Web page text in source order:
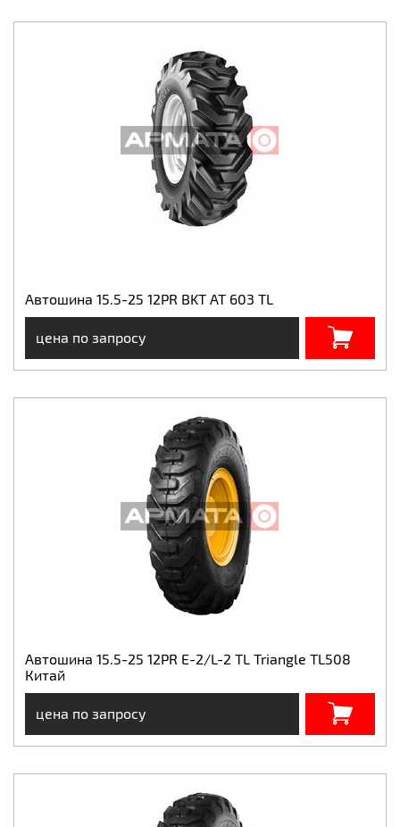
Автошина 15.5-25 12PR BKT AT 603 TL
цена по запросу
Автошина 15.5-25 12PR E-2/L-2 TL Triangle TL508
Китай
цена по запросу